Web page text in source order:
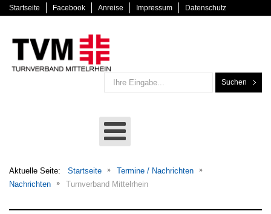
Startseite Facebook Anreise Impressum Datenschutz
Suchen
Aktuelle Seite: Startseite
Termine / Nachrichten
Nachrichten
Turnverband Mittelrhein